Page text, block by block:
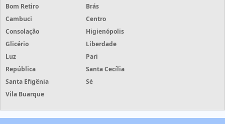
Bom Retiro
Brás
Cambuci
Centro
Consolação
Higienópolis
Glicério
Liberdade
Luz
Pari
República
Santa Cecília
Santa Efigênia
Sé
Vila Buarque